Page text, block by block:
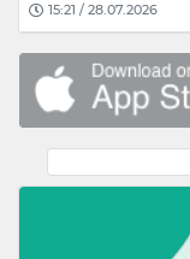
15:21 / 28.07.2026